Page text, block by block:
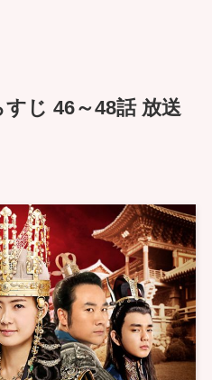
じ 46～48話 放送